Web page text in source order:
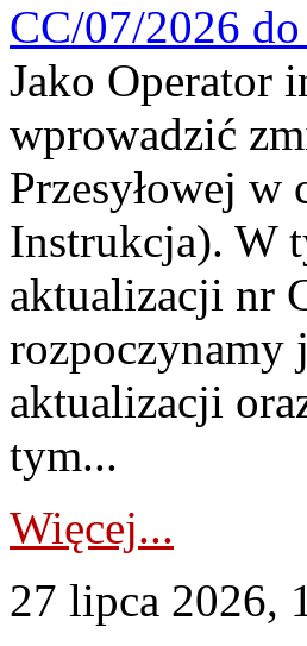
CC/07/2026
Jako Operator
wprowadzić
Przesyłowej
Instrukcja). W
aktualizacji nr
rozpoczynamy
aktualizacji
tym...
Więcej...
27 lipca 2026,